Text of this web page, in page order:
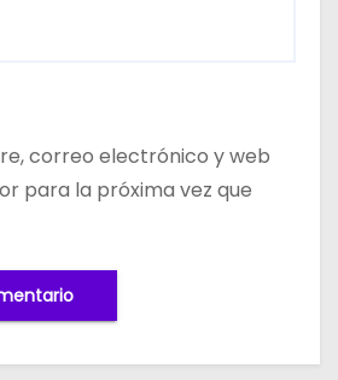
correo electrónico y web
para la próxima vez que